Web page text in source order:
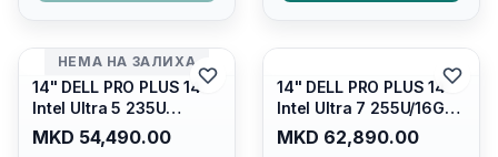
НЕМА НА ЗАЛИХА
14" DELL PRO PLUS 14
Intel Ultra 5 235U
Vpro/16gb RAM DDR5
5600mhz/ 512 GB SSD
MKD 54,490.00
14" DELL PRO PLUS 14
Intel Ultra 7 255U/16GB
RAM DDR5 5600mhz/
512 GB SSD M.2 Nvme
MKD 62,890.00